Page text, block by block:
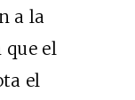
a la
el
el